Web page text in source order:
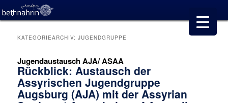
KATEGORIEARCHIV:JUGENDGRUPPE
Jugendaustausch AJA/ ASAA
Rückblick: Austausch der
Assyrischen Jugendgruppe
Augsburg (AJA) mit der Assyrian